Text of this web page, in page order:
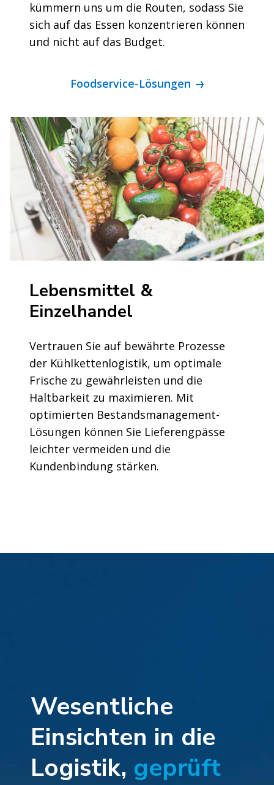
kümmern uns um die Routen, sodass Sie
sich auf das Essen konzentrieren können
und nicht auf das Budget.
Foodservice-Lösungen
Lebensmittel &
Einzelhandel
Vertrauen Sie auf bewährte Prozesse
der Kühlkettenlogistik, um optimale
Frische zu gewährleisten und die
Haltbarkeit zu maximieren. Mit
optimierten Bestandsmanagement-
Lösungen können Sie Lieferengpässe
leichter vermeiden und die
Kundenbindung stärken.
Wesentliche
Einsichten in die
Logistik, geprüft